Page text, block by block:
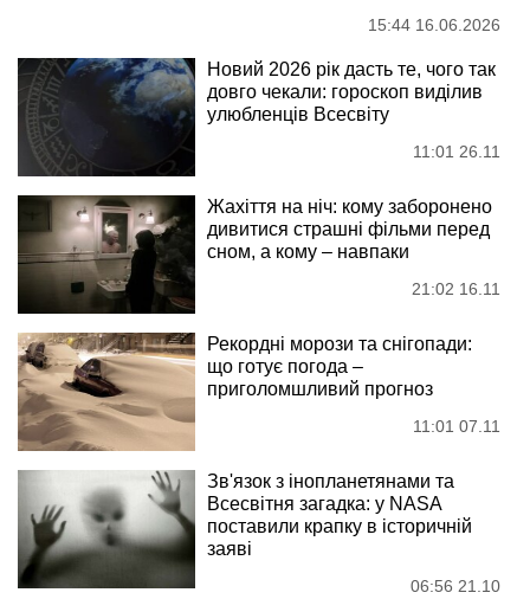
15:44 16.06.2026
Новий 2026 рік дасть те, чого так
довго чекали: гороскоп виділив
улюбленців Всесвіту
11:01 26.11
Жахіття на ніч: кому заборонено
дивитися страшні фільми перед
сном, а кому – навпаки
21:02 16.11
Рекордні морози та снігопади:
що готує погода –
приголомшливий прогноз
11:01 07.11
Зв'язок з інопланетянами та
Всесвітня загадка: у NASA
поставили крапку в історичній
заяві
06:56 21.10